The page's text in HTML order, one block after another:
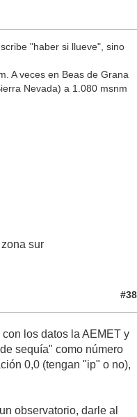
"haber si llueve", sino
A veces en Beas de Grana
Nevada) a 1.080 msnm
sur
#38
los datos la AEMET y
sequía" como número
0,0 (tengan "ip" o no),
observatorio, darle al